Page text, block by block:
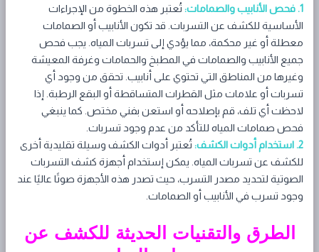
1. فحص الأنابيب والصمامات:
تُعتبر هذه الخطوة من الإجراءات
الأساسية للكشف عن التسربات. قد تكون الأنابيب أو الصمامات
معطلة أو غير محكمة، مما يؤدي إلى تسربات المياه. يجب فحص
جميع الأنابيب والصمامات في المطبخ والحمامات وغرفة المعيشة
وغيرها من المناطق التي تحتوي على أنابيب. تحقق من وجود أي
تسربات أو علامات مثل القطرات المتساقطة أو البقع الرطبة. إذا
لاحظت أي تلف، قم بإصلاحه أو استعن بفني مختص. كما ينبغي
فحص صمامات المياه للتأكد من عدم وجود تسربات.
2. استخدام أدوات الكشف:
تُعتبر أدوات الكشف وسيلة تقليدية أخرى
للكشف عن تسربات المياه. يمكن إستخدام أجهزة كشف التسربات
الصوتية لتحديد مصدر التسرب، حيث تصدر هذه الأجهزة صوتًا عاليًا عند
وجود تسرب في الأنابيب أو الصمامات.
الطرق والتقنيات الحديثة للكشف عن